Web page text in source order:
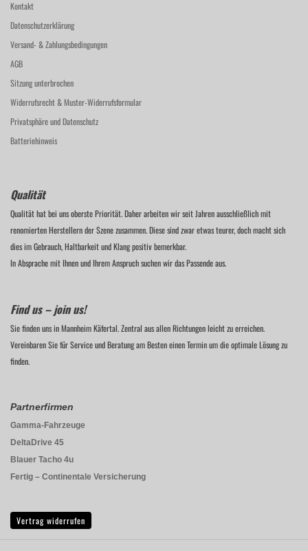
Kontakt
Datenschutzerklärung
Versand- & Zahlungsbedingungen
AGB
Sitzung unterbrochen
Widerrufsrecht & Muster-Widerrufsformular
Privatsphäre und Datenschutz
Batteriehinweis
Qualität
Qualität hat bei uns oberste Priorität. Daher arbeiten wir seit Jahren ausschließlich mit
renomierten Herstellern der Szene zusammen. Diese sind zwar etwas teurer, doch macht sich
dies im Gebrauch, Haltbarkeit und Klang positiv bemerkbar.
In Absprache mit Ihnen und Ihrem Anspruch suchen wir das Passende aus.
Find us – join us!
Sie finden uns in Mannheim Käfertal. Zentral aus allen Richtungen leicht zu erreichen.
Vereinbaren Sie für Service und Beratung am Besten einen Termin um die optimale Lösung zu
finden.
Partnerfirmen
Gamma-Fahrzeuge
DeltaDrive 45
Blauer Tacho 4u
Fertig – Continentale Versicherung
Vertrag widerrufen